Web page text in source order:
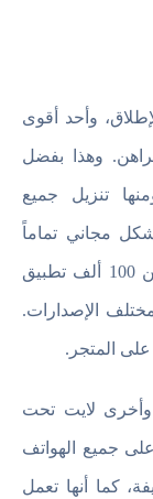
وأحد أقوى
وهذا بفضل
تنزيل جميع
مجاني تماماً
حتى المدفوع والمحظور منها. فهناك أكثر من 100 ألف تطبيق
الإصدارات.
المتجر.
وأخرى لايت تحت
جميع الهواتف
كما أنها تعمل